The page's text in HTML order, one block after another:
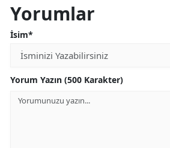
Yorumlar
İsim*
Yorum Yazın (500 Karakter)